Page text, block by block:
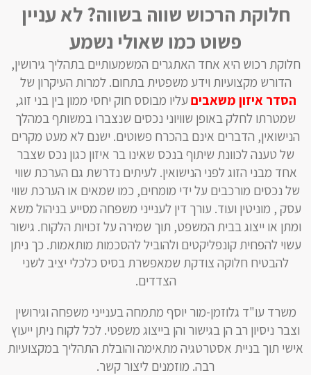
חלוקת הרכוש שווה בשווה? לא עניין
פשוט כמו שאולי נשמע
חלוקת רכוש היא אחד האתגרים המשמעותיים בתהליך גירושין,
הדורש מקצועיות וידע משפטית בתחום. למרות העיקרון של
הסדר איזון משאבים עליו מבוסס חוק יחסי ממון בין בני זוג,
שמטרתו לחלק באופן שוויוני נכסים שנצברו במשותף במהלך
הנישואין, הדברים אינם בהכרח פשוטים. ישנם לא מעט מקרים
של טענה לכוונת שיתוף בנכס שאינו בר איזון כגון נכס שצבר
אחד מבני הזוג לפני הנישואין. לעיתים נדרשת גם הערכת שווי
של נכסים מורכבים על ידי מומחים, כמו שמאים או הערכת שווי
עסק , מוניטין ועוד. עורך דין לענייני משפחה מסייע בניהול משא
ומתן או ייצוג בבית המשפט, תוך שמירה על זכויות הלקוח. גישור
עשוי להפחית קונפליקטים ולהוביל להסכמות מותאמות. כך ניתן
להבטיח חלוקה צודקת שמאפשרת בסיס כלכלי יציב לשני
הצדדים.
משרד עו"ד גלוזמן-מור יוסף מתמחה בענייני משפחה וגירושין
וצבר ניסיון רב הן בגישור והן בייצוג משפטי. לכל לקוח ניתן ייעוץ
אישי תוך בניית אסטרטגיה מתאימה והובלת התהליך במקצועיות
רבה. מוזמנים ליצור קשר.